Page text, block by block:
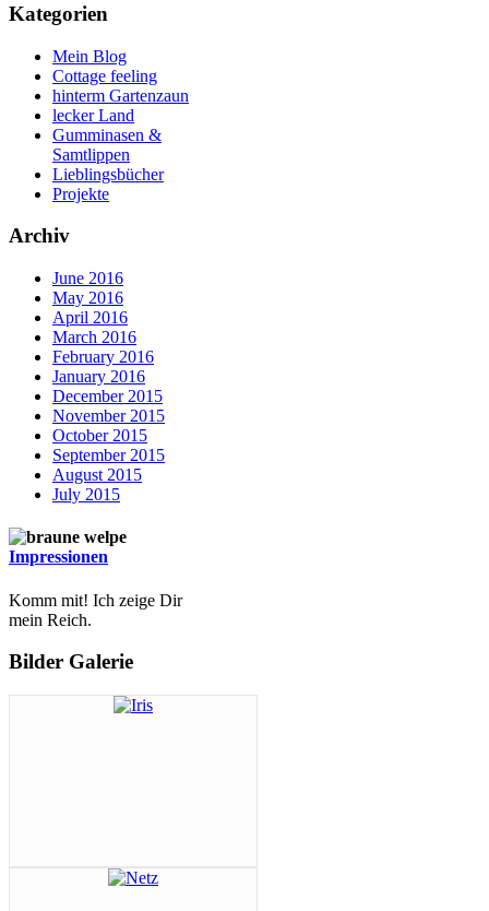
Kategorien
Mein Blog
Cottage feeling
hinterm Gartenzaun
lecker Land
Gumminasen &
Samtlippen
Lieblingsbücher
Projekte
Archiv
June 2016
May 2016
April 2016
March 2016
February 2016
January 2016
December 2015
November 2015
October 2015
September 2015
August 2015
July 2015
Impressionen
Komm mit! Ich zeige Dir
mein Reich.
Bilder Galerie